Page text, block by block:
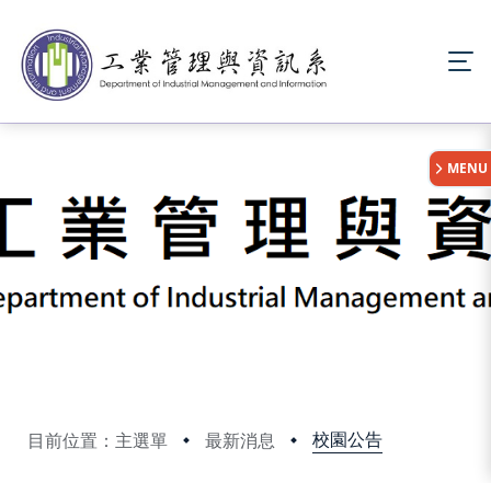
目前位置：主選單 最新消息 校園公告
:::
MENU